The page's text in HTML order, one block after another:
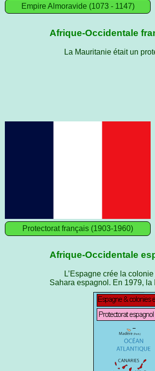
Empire Almoravide (1073 - 1147)
Afrique-Occidentale
La Mauritanie était un
Protectorat français (1903-1960)
Afrique-Occidentale
L’Espagne crée la
Sahara espagnol. En 1979,